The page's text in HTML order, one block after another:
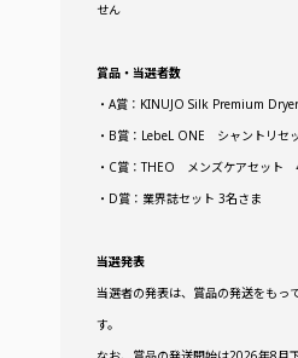
せん
賞品・当選者数
・A賞：KINUJO Silk Premium
・B賞：LebeL ONE シャントリセ
・C賞：THEO メンズケアセット
・D賞：業界誌セット 3名さま
当選発表
当選者の発表は、賞品の発送をもっ
す。